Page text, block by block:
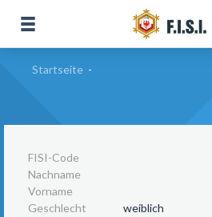
Startseite -
FISI-Code
Nachname
Vorname
Geschlecht
weiblich